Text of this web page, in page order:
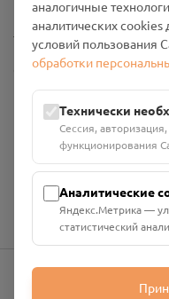
Настройки cookies
Общество с
Проект Помним»
ИНН: 6700029207 ОГРН:
Юридический адрес:
Руднянский, г. Рудня,
Номер счёта:
аналогичные
аналитических cookies
условий пользования
обработки
Технически
Сессия,
функционирования
Аналитические
Яндекс.Метрика —
статистический